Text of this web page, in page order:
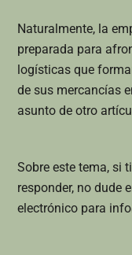
Naturalmente, la
preparada para
logísticas que
de sus mercancías
asunto de otro
Sobre este tema, si
responder, no dude
electrónico para